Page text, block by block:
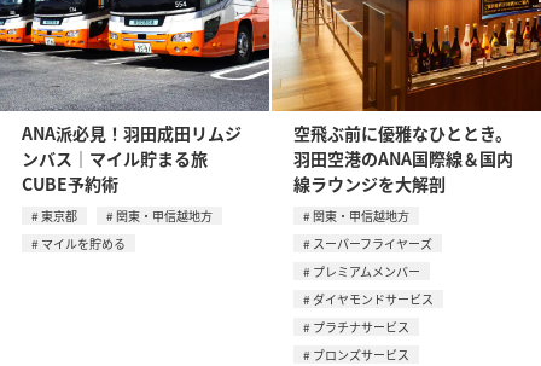
ANA派必見！羽田成田リムジ
ンバス｜マイル貯まる旅
CUBE予約術
東京都
関東・甲信越地方
マイルを貯める
空飛ぶ前に優雅なひととき。
羽田空港のANA国際線＆国内
線ラウンジを大解剖
関東・甲信越地方
スーパーフライヤーズ
プレミアムメンバー
ダイヤモンドサービス
プラチナサービス
ブロンズサービス